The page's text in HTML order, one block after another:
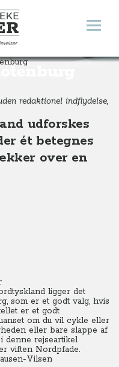
Åbn
ved
Vandreruterne ved Nordpfade, Rotenburg, Nordtyskland
redaktionel indflydelse,
udforskes
ét betegnes
over en
ligger det
som er et godt valg, hvis
er et godt
om du vil cykle eller
eller bare slappe af
denne rejseartikel
viften Nordpfade.